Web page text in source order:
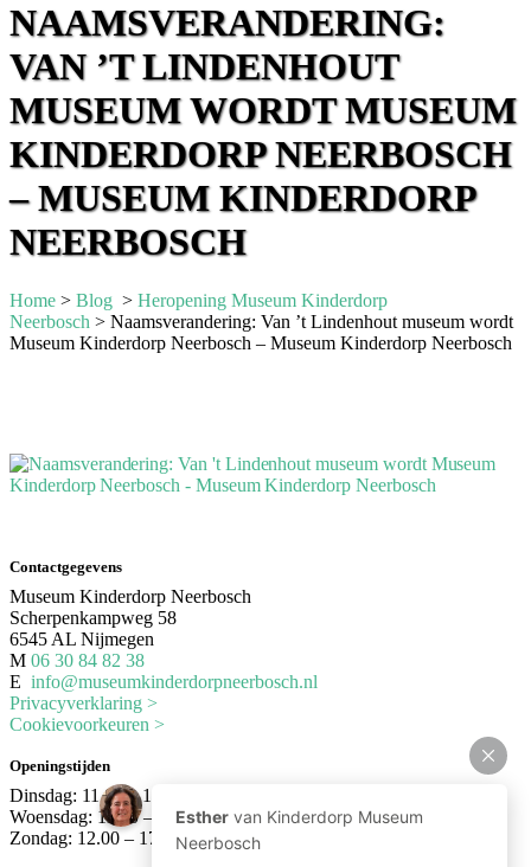
NAAMSVERANDERING:
VAN ’T LINDENHOUT
MUSEUM WORDT MUSEUM
KINDERDORP NEERBOSCH
– MUSEUM KINDERDORP
NEERBOSCH
Home > Blog > Heropening Museum Kinderdorp
Neerbosch > Naamsverandering: Van ’t Lindenhout museum wordt
Museum Kinderdorp Neerbosch – Museum Kinderdorp Neerbosch
Contactgegevens
Museum Kinderdorp Neerbosch
Scherpenkampweg 58
6545 AL Nijmegen
M 06 30 84 82 38
E info@museumkinderdorpneerbosch.nl
Privacyverklaring >
Cookievoorkeuren >
Openingstijden
Dinsdag: 11.00 – 17.00 uur
Woensdag: 11.00 – 17.00 uur
Zondag: 12.00 – 17.00 uur